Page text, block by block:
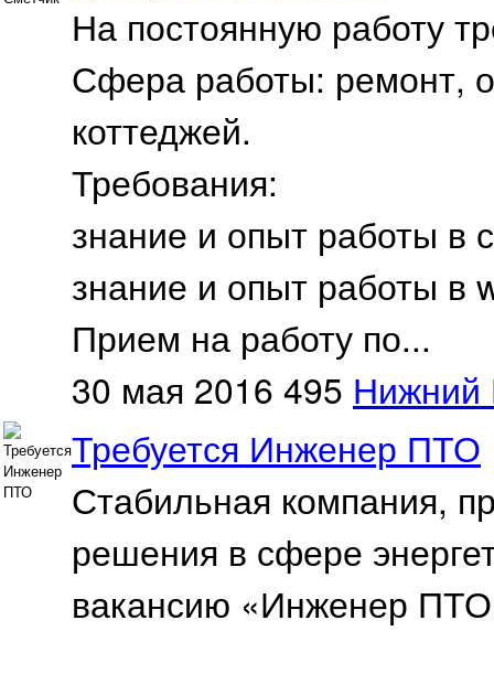
На постоянную работу
Сфера работы: ремонт,
коттеджей.
Требования:
знание и опыт работы в
знание и опыт работы в
Прием на работу по...
30 мая 2016 495 Нижний
Требуется Инженер ПТО
Стабильная компания,
решения в сфере
вакансию «Инженер